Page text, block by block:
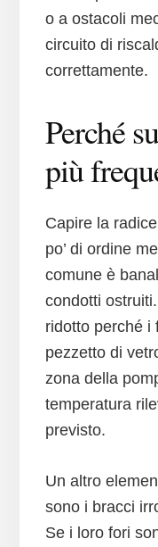
o a ostacoli
circuito di
correttamente.
Perché
più
Capire la
po’ di ordine
comune è
condotti
ridotto perché i
pezzetto di
zona della
temperatura
previsto.
Un altro
sono i bracci
Se i loro fori